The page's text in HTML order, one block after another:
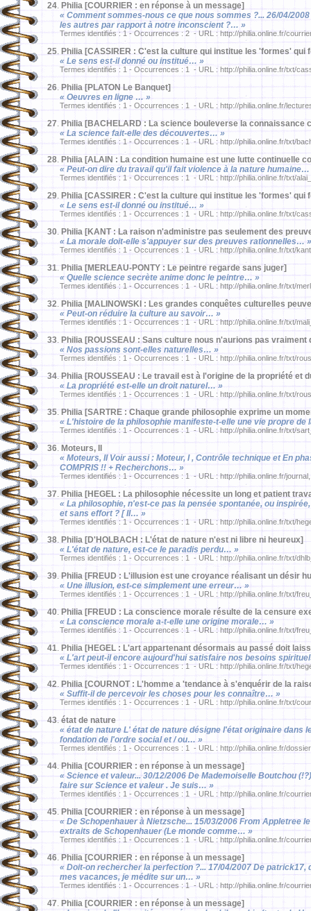
24. Philia [COURRIER : en réponse à un message]
« Comment sommes-nous ce que nous sommes ?... 26/04/
les autres par rapport à notre inconscient ?… »
Termes identifiés : 1 - Occurrences : 2 - URL : http://philia.online.fr/
25. Philia [CASSIRER : C'est la culture qui institue les 'formes' qui
« Le sens est-il donné ou institué… »
Termes identifiés : 1 - Occurrences : 1 - URL : http://philia.online.fr/txt/
26. Philia [PLATON Le Banquet]
« Oeuvres en ligne … »
Termes identifiés : 1 - Occurrences : 1 - URL : http://philia.online.fr/
27. Philia [BACHELARD : La science bouleverse la connaissance
« La science fait-elle des découvertes… »
Termes identifiés : 1 - Occurrences : 1 - URL : http://philia.online.fr/txt/
28. Philia [ALAIN : La condition humaine est une lutte continuelle
« Peut-on dire du travail qu'il fait violence à la nature humaine…
Termes identifiés : 1 - Occurrences : 1 - URL : http://philia.online.fr/txt/
29. Philia [CASSIRER : C'est la culture qui institue les 'formes' qui
« Le sens est-il donné ou institué… »
Termes identifiés : 1 - Occurrences : 1 - URL : http://philia.online.fr/txt/
30. Philia [KANT : La raison n'administre pas seulement des
« La morale doit-elle s'appuyer sur des preuves rationnelles…
Termes identifiés : 1 - Occurrences : 1 - URL : http://philia.online.fr/txt/
31. Philia [MERLEAU-PONTY : Le peintre regarde sans juger]
« Quelle science secrète anime donc le peintre… »
Termes identifiés : 1 - Occurrences : 1 - URL : http://philia.online.fr/txt/
32. Philia [MALINOWSKI : Les grandes conquêtes culturelles
« Peut-on réduire la culture au savoir… »
Termes identifiés : 1 - Occurrences : 1 - URL : http://philia.online.fr/txt/
33. Philia [ROUSSEAU : Sans culture nous n'aurions pas
« Nos passions sont-elles naturelles… »
Termes identifiés : 1 - Occurrences : 1 - URL : http://philia.online.fr/txt/
34. Philia [ROUSSEAU : Le travail est à l'origine de la propriété et
« La propriété est-elle un droit naturel… »
Termes identifiés : 1 - Occurrences : 1 - URL : http://philia.online.fr/txt/
35. Philia [SARTRE : Chaque grande philosophie exprime un
« L'histoire de la philosophie manifeste-t-elle une vie propre de
Termes identifiés : 1 - Occurrences : 1 - URL : http://philia.online.fr/txt/
36. Moteurs, II
« Moteurs, II Voir aussi : Moteur, I , Contrôle technique et En
COMPRIS !! + Recherchons… »
Termes identifiés : 1 - Occurrences : 1 - URL : http://philia.online.fr/
37. Philia [HEGEL : La philosophie nécessite un long et patient
« La philosophie, n'est-ce pas la pensée spontanée, ou
et sans effort ? [ II… »
Termes identifiés : 1 - Occurrences : 1 - URL : http://philia.online.fr/txt/
38. Philia [D'HOLBACH : L'état de nature n'est ni libre ni heureux]
« L'état de nature, est-ce le paradis perdu… »
Termes identifiés : 1 - Occurrences : 1 - URL : http://philia.online.fr/txt/
39. Philia [FREUD : L'illusion est une croyance réalisant un désir
« Une illusion, est-ce simplement une erreur… »
Termes identifiés : 1 - Occurrences : 1 - URL : http://philia.online.fr/txt/
40. Philia [FREUD : La conscience morale résulte de la censure
« La conscience morale a-t-elle une origine morale… »
Termes identifiés : 1 - Occurrences : 1 - URL : http://philia.online.fr/txt/
41. Philia [HEGEL : L'art appartenant désormais au passé doit
« L'art peut-il encore aujourd'hui satisfaire nos besoins
Termes identifiés : 1 - Occurrences : 1 - URL : http://philia.online.fr/txt/
42. Philia [COURNOT : L'homme a 'tendance à s'enquérir de la
« Suffit-il de percevoir les choses pour les connaître… »
Termes identifiés : 1 - Occurrences : 1 - URL : http://philia.online.fr/txt/
43. état de nature
« état de nature L' état de nature désigne l'état originaire dans
fondation de l'ordre social et / ou… »
Termes identifiés : 1 - Occurrences : 1 - URL : http://philia.online.fr/
44. Philia [COURRIER : en réponse à un message]
« Science et valeur... 30/12/2006 De Mademoiselle Boutchou
faire sur Science et valeur . Je suis… »
Termes identifiés : 1 - Occurrences : 1 - URL : http://philia.online.fr/
45. Philia [COURRIER : en réponse à un message]
« De Schopenhauer à Nietzsche... 15/03/2006 From Appletree
extraits de Schopenhauer (Le monde comme… »
Termes identifiés : 1 - Occurrences : 1 - URL : http://philia.online.fr/
46. Philia [COURRIER : en réponse à un message]
« Doit-on rechercher la perfection ?... 17/04/2007 De patrick17,
mes vacances, je médite sur un… »
Termes identifiés : 1 - Occurrences : 1 - URL : http://philia.online.fr/
47. Philia [COURRIER : en réponse à un message]